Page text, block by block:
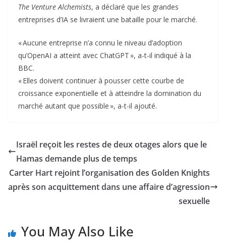
The Venture Alchemists, a déclaré que les grandes
entreprises d’IA se livraient une bataille pour le marché.
« Aucune entreprise n’a connu le niveau d’adoption
qu’OpenAI a atteint avec ChatGPT », a-t-il indiqué à la
BBC.
« Elles doivent continuer à pousser cette courbe de
croissance exponentielle et à atteindre la domination du
marché autant que possible », a-t-il ajouté.
Israël reçoit les restes de deux otages alors que le
Hamas demande plus de temps
Carter Hart rejoint l’organisation des Golden Knights
après son acquittement dans une affaire d’agression
sexuelle
You May Also Like